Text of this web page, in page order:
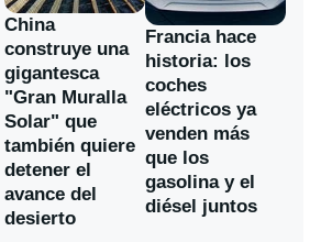
China
construye una
gigantesca
"Gran Muralla
Solar" que
también quiere
detener el
avance del
desierto
Francia hace
historia: los
coches
eléctricos ya
venden más
que los
gasolina y el
diésel juntos